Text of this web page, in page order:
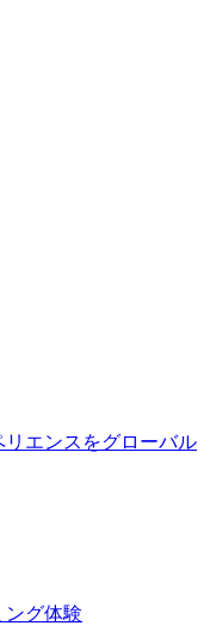
エンスをグローバル
ング体験